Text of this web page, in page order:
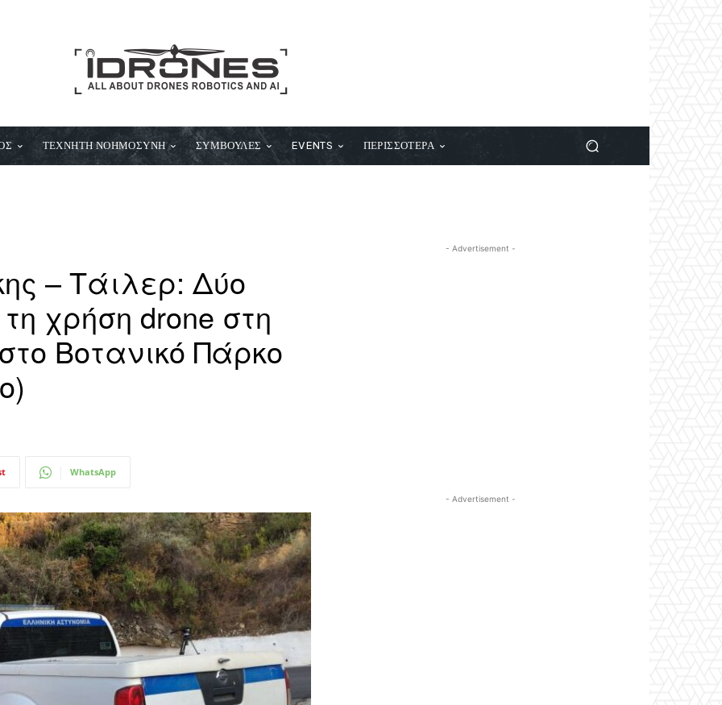
ΤΕΧΝΗΤΗ ΝΟΗΜΟΣΥΝΗ ΣΥΜΒΟΥΛΕΣ EVENTS ΠΕΡΙΣΣΟΤΕΡΑ
– Τάιλερ: Δύο
χρήση drone στη
Βοτανικό Πάρκο
WhatsApp
- Advertisement -
- Advertisement -